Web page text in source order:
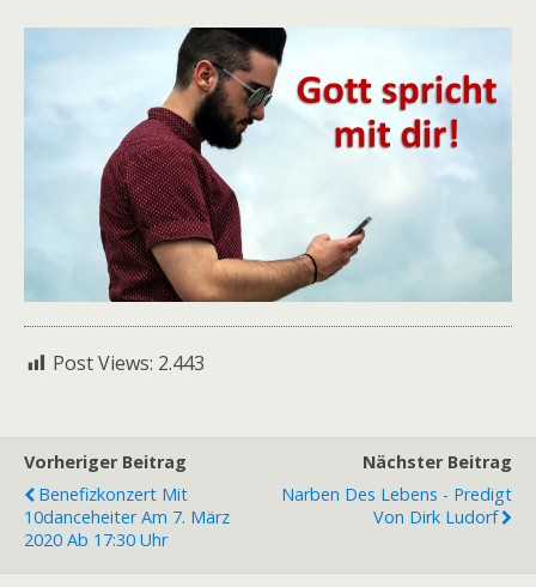
Post Views: 2.443
Vorheriger Beitrag
Benefizkonzert Mit
10danceheiter Am 7. März
2020 Ab 17:30 Uhr
Nächster Beitrag
Narben Des Lebens - Predigt
Von Dirk Ludorf